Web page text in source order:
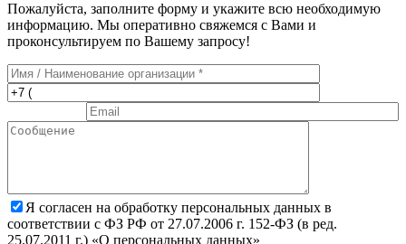
Пожалуйста, заполните форму и укажите всю необходимую
информацию. Мы оперативно свяжемся с Вами и
проконсультируем по Вашему запросу!
Я согласен на обработку персональных данных в
соответствии с ФЗ РФ от 27.07.2006 г. 152-ФЗ (в ред.
25.07.2011 г.) «О персональных данных»